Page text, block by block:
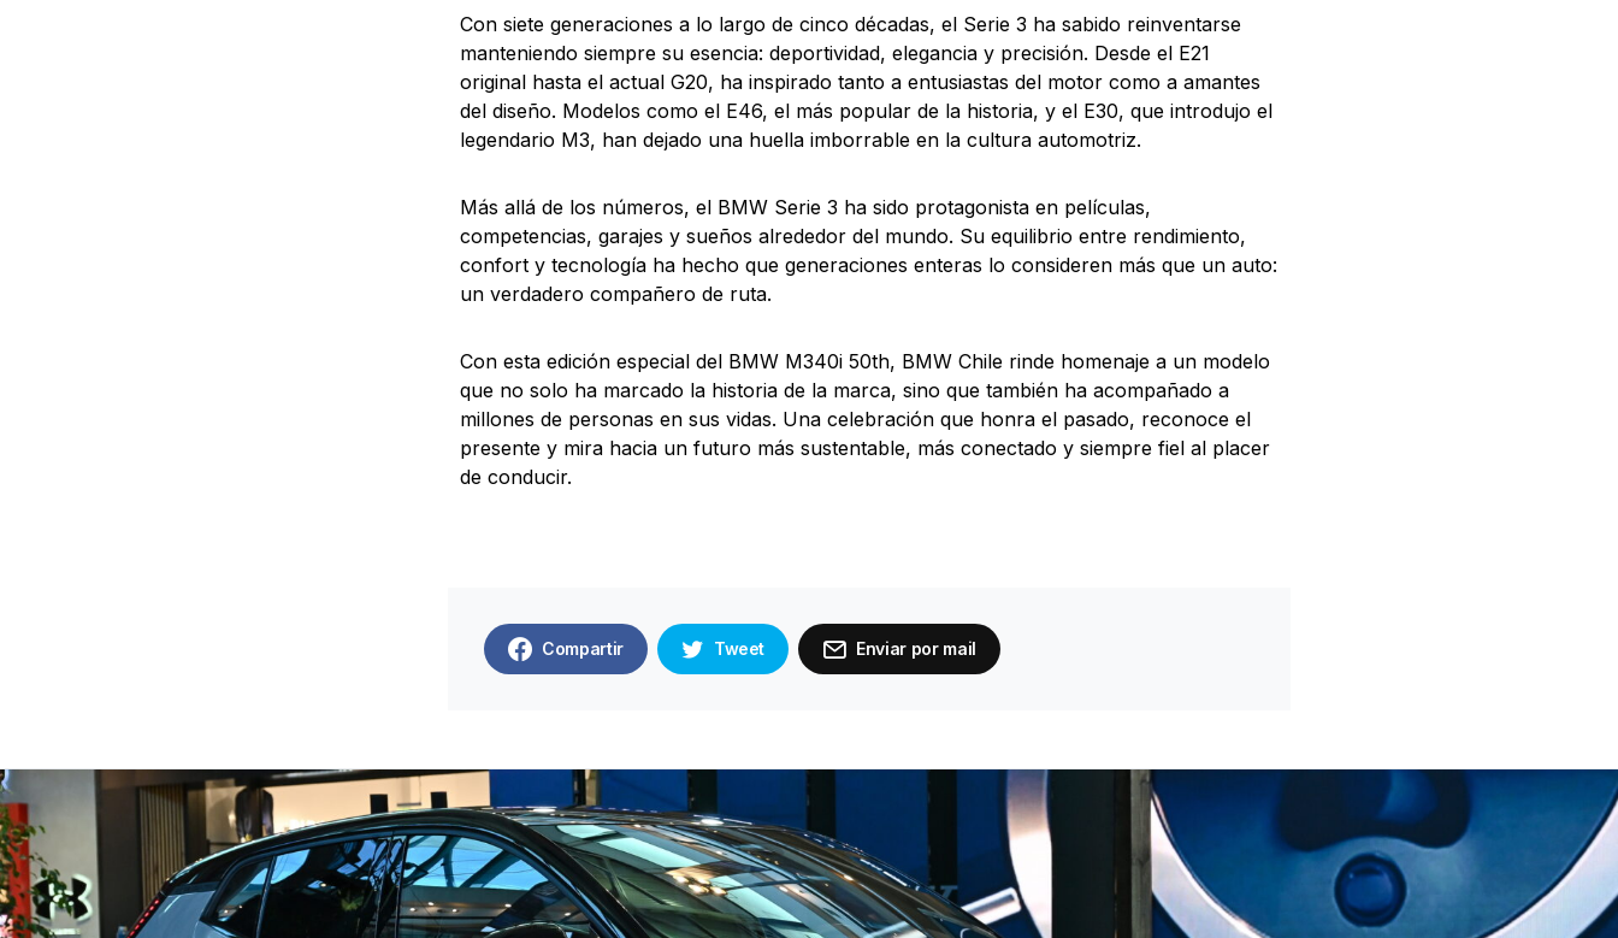
Con siete generaciones a lo largo de cinco décadas, el Serie 3 ha sabido reinventarse
manteniendo siempre su esencia: deportividad, elegancia y precisión. Desde el E21
original hasta el actual G20, ha inspirado tanto a entusiastas del motor como a amantes
del diseño. Modelos como el E46, el más popular de la historia, y el E30, que introdujo el
legendario M3, han dejado una huella imborrable en la cultura automotriz.
Más allá de los números, el BMW Serie 3 ha sido protagonista en películas,
competencias, garajes y sueños alrededor del mundo. Su equilibrio entre rendimiento,
confort y tecnología ha hecho que generaciones enteras lo consideren más que un auto:
un verdadero compañero de ruta.
Con esta edición especial del BMW M340i 50th, BMW Chile rinde homenaje a un modelo
que no solo ha marcado la historia de la marca, sino que también ha acompañado a
millones de personas en sus vidas. Una celebración que honra el pasado, reconoce el
presente y mira hacia un futuro más sustentable, más conectado y siempre fiel al placer
de conducir.
Compartir Tweet Enviar por mail